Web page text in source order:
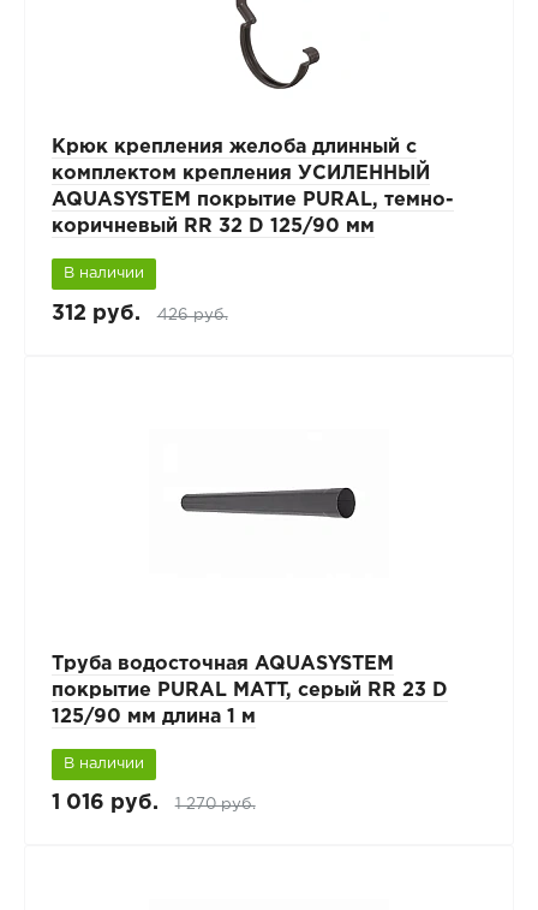
Крюк крепления желоба длинный с
комплектом крепления УСИЛЕННЫЙ
AQUASYSTEM покрытие PURAL, темно-
коричневый RR 32 D 125/90 мм
В наличии
312 руб. 426 руб.
Труба водосточная AQUASYSTEM
покрытие PURAL MATT, серый RR 23 D
125/90 мм длина 1 м
В наличии
1 016 руб. 1 270 руб.